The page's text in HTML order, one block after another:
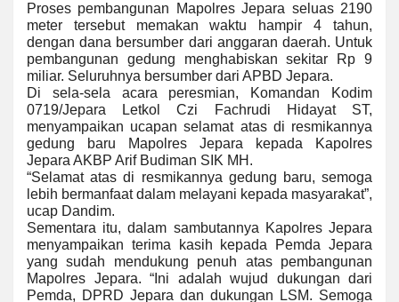
Proses pembangunan Mapolres Jepara seluas 2190
meter tersebut memakan waktu hampir 4 tahun,
dengan dana bersumber dari anggaran daerah. Untuk
pembangunan gedung menghabiskan sekitar Rp 9
miliar. Seluruhnya bersumber dari APBD Jepara.
Di sela-sela acara peresmian, Komandan Kodim
0719/Jepara Letkol Czi Fachrudi Hidayat ST,
menyampaikan ucapan selamat atas di resmikannya
gedung baru Mapolres Jepara kepada Kapolres
Jepara AKBP Arif Budiman SIK MH.
“Selamat atas di resmikannya gedung baru, semoga
lebih bermanfaat dalam melayani kepada masyarakat”,
ucap Dandim.
Sementara itu, dalam sambutannya Kapolres Jepara
menyampaikan terima kasih kepada Pemda Jepara
yang sudah mendukung penuh atas pembangunan
Mapolres Jepara. “Ini adalah wujud dukungan dari
Pemda, DPRD Jepara dan dukungan LSM. Semoga